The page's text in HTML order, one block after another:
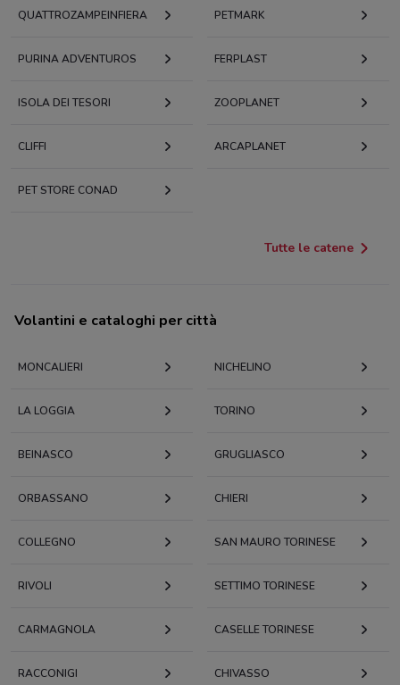
QUATTROZAMPEINFIERA PETMARK
PURINA ADVENTUROS FERPLAST
ISOLA DEI TESORI ZOOPLANET
CLIFFI ARCAPLANET
PET STORE CONAD
Tutte le catene
Volantini e cataloghi per città
MONCALIERI NICHELINO
LA LOGGIA TORINO
BEINASCO GRUGLIASCO
ORBASSANO CHIERI
COLLEGNO SAN MAURO TORINESE
RIVOLI SETTIMO TORINESE
CARMAGNOLA CASELLE TORINESE
RACCONIGI CHIVASSO